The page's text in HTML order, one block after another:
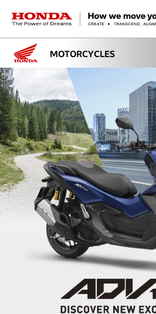
HONDA The Power of Dreams
MOTORCYCLES